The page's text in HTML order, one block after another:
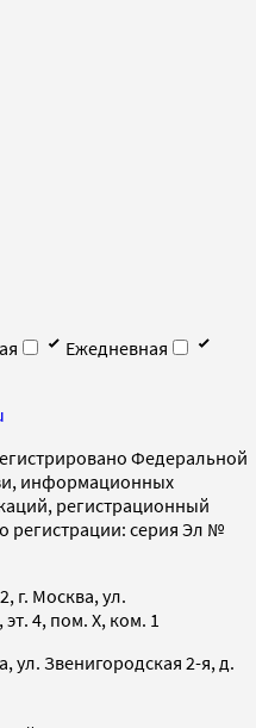
Ежедневная
Федеральной
информационных
регистрационный
регистрации: серия Эл №
г. Москва, ул.
4, пом. X, ком. 1
ул. Звенигородская 2-я, д.